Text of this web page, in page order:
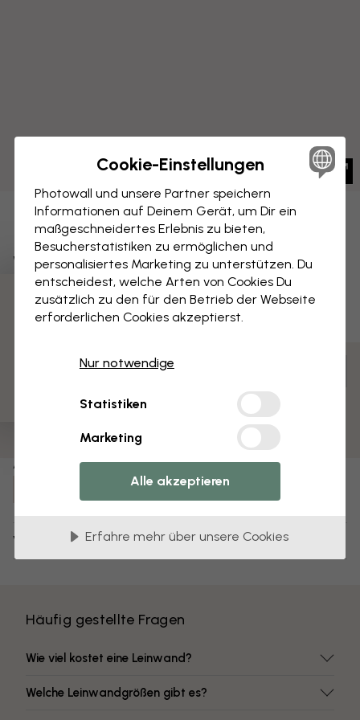
Weltkarte auf schwarzer
Waschung
LEINWANDBILD Speichern
Anpassen und bestellen
Vormontiert und bereit zum Aufhängen
Farben mit hoher Lichtbeständigkeit
Artikel Nummer:
Versand und Retouren
Häufig gestellte Fragen
Wie viel kostet eine Leinwand?
Welche Leinwandgrößen gibt es?
Cookie-Einstellungen
Photowall und unsere Partner speichern
Informationen auf Deinem Gerät, um Dir ein
maßgeschneidertes Erlebnis zu bieten,
Besucherstatistiken zu ermöglichen und
personalisiertes Marketing zu unterstützen. Du
entscheidest, welche Arten von Cookies Du
zusätzlich zu den für den Betrieb der Webseite
erforderlichen Cookies akzeptierst.
Nur notwendige
Statistiken
Marketing
Alle akzeptieren
Erfahre mehr über unsere Cookies